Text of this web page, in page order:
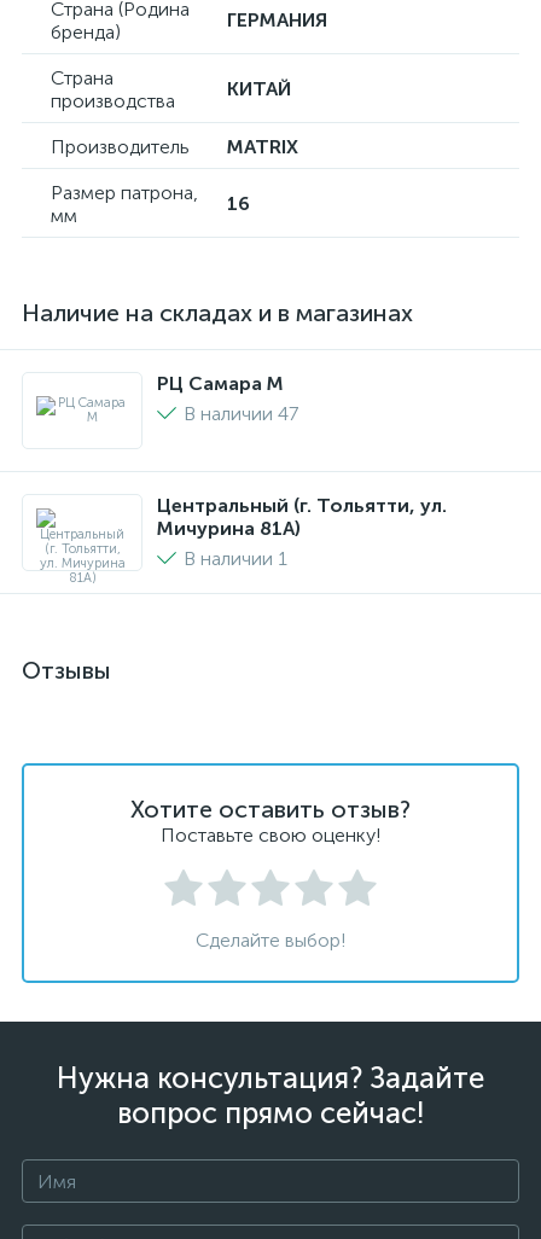
Страна (Родина
бренда)
ГЕРМАНИЯ
Страна
производства
КИТАЙ
Производитель
MATRIX
Размер патрона,
мм
16
Наличие на складах и в магазинах
РЦ Самара M
В наличии 47
Центральный (г. Тольятти, ул.
Мичурина 81А)
В наличии 1
Отзывы
Хотите оставить отзыв?
Поставьте свою оценку!
Сделайте выбор!
Нужна консультация? Задайте
вопрос прямо сейчас!